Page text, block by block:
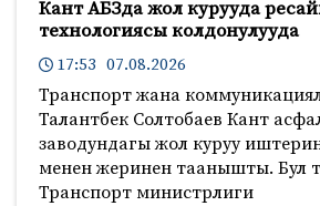
Кант АБЗда жол курууда
технологиясы колдонулууда
17:53 07.08.2026
Транспорт жана
Талантбек Солтобаев Кант
заводундагы жол куруу
менен жеринен таанышты. Бул
Транспорт министрлиги